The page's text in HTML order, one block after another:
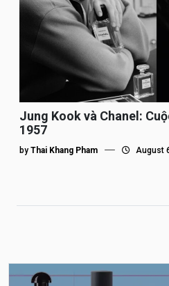
Jung Kook và Chanel:
1957
by Thai Khang Pham August